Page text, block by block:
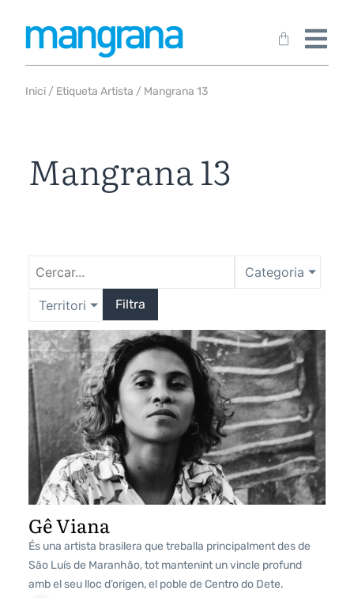
Inici / Etiqueta Artista / Mangrana 13
Mangrana 13
Categoria
Territori Filtra
Gê Viana
És una artista brasilera que treballa principalment des de
São Luís de Maranhão, tot mantenint un vincle profund
amb el seu lloc d’origen, el poble de Centro do Dete.